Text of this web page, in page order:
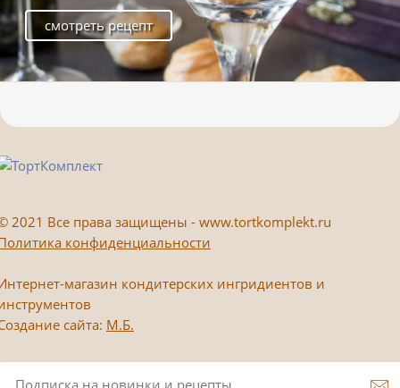
смотреть рецепт
2021 Все права защищены - www.tortkomplekt.ru
конфиденциальности
магазин кондитерских ингридиентов и
сайта: М.Б.